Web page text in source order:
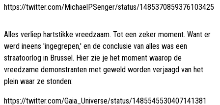
https://twitter.com/MichaelPSenger/status/1485370859376103425
Alles verliep hartstikke vreedzaam. Tot een zeker moment. Want er
werd ineens 'ingegrepen,' en de conclusie van alles was een
straatoorlog in Brussel. Hier zie je het moment waarop de
vreedzame demonstranten met geweld worden verjaagd van het
plein waar ze stonden:
https://twitter.com/Gaia_Universe/status/1485545530407141381